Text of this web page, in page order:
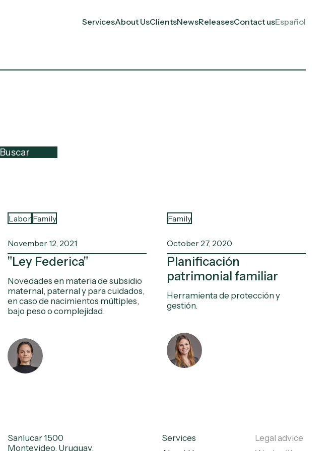
ServicesAbout UsClientsNewsReleasesContact usEspañol
Buscar
Labor Family
November 12, 2021
"Ley Federica"
Novedades en materia de subsidio
maternal, paternal y para cuidados,
en caso de nacimientos múltiples,
bajo peso o complejidad.
Family
October 27, 2020
Planificación
patrimonial familiar
Herramienta de protección y
gestión.
Sanlucar 1500
Montevideo, Uruguay.
Services
Legal advice